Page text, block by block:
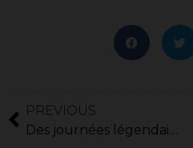
PREVIOUS
Des journées légendaires !